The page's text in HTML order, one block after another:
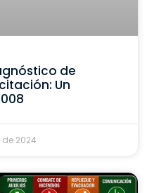
de
Un
2024